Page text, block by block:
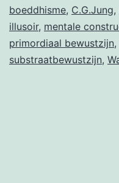
boeddhisme, C.G.Jung,
illusoir, mentale
primordiaal bewustzijn,
substraatbewustzijn,